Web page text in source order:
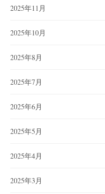
2025年11月
2025年10月
2025年8月
2025年7月
2025年6月
2025年5月
2025年4月
2025年3月